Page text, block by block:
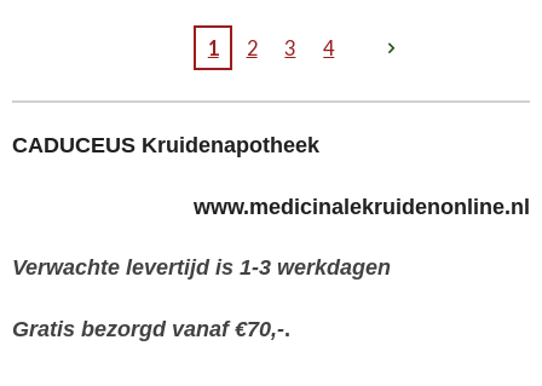
1 2 3 4
CADUCEUS Kruidenapotheek
www.medicinalekruidenonline.nl
Verwachte levertijd is 1-3 werkdagen
Gratis bezorgd vanaf €70,-.